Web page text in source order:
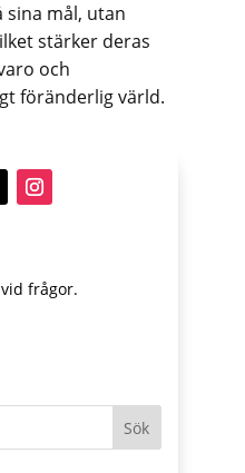
sina mål, utan
stärker deras
och
föränderlig värld.
frågor.
Sök